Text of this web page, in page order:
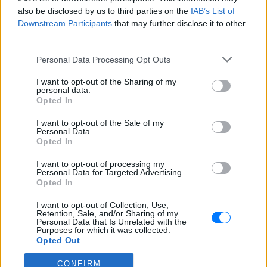
also be disclosed by us to third parties on the IAB’s List of
Downstream Participants that may further disclose it to other
Personal Data Processing Opt Outs
I want to opt-out of the Sharing of my
personal data.
Opted In
I want to opt-out of the Sale of my
Personal Data.
Opted In
I want to opt-out of processing my
Personal Data for Targeted Advertising.
Opted In
I want to opt-out of Collection, Use,
Retention, Sale, and/or Sharing of my
Personal Data that Is Unrelated with the
Purposes for which it was collected.
Opted Out
CONFIRM
ΣΤΗΝ ΙΔΙΑ ΚΑΤΗΓΟΡΙΑ
μεγάλη θεατρική επιτυχία
επιστρέφει στο Θέατρο Ιλίσια
Ένα έργο των Jeffrey Hatcher & Mitch
11ο Edessa Short Film Festival:
Η μαγεία του κινηματογράφου
ΠΡΙΝ 7 ΕΒΔΟΜΆΔΕΣ
Ελεύθερη
Οι Σκιαδαρέσες στο Φεστιβάλ
γεμάτη μουσική, χιούμορ και